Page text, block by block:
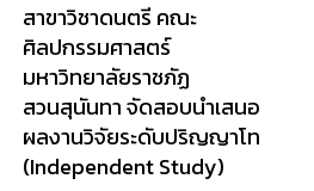
สาขาวิชาดนตรี คณะ
ศิลปกรรมศาสตร์
มหาวิทยาลัยราชภัฏ
สวนสุนันทา จัดสอบนำเสนอ
ผลงานวิจัยระดับปริญญาโท
(Independent Study)